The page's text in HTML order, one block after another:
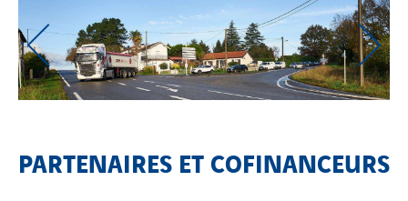
PARTENAIRES ET COFINANCEURS